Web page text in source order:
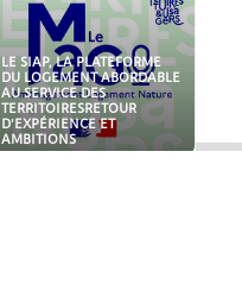
LE SIAP, LA PLATEFORME
DU LOGEMENT ABORDABLE
AU SERVICE DES
TERRITOIRESRETOUR
D'EXPÉRIENCE ET
AMBITIONS